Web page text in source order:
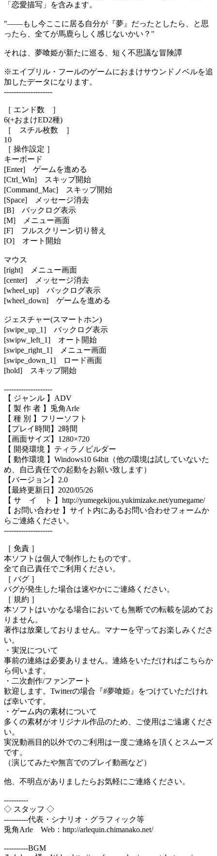
「恋愛描写」を含みます。
"――もし今ここに居る自分が『夢』だったとしたら、と思
ったら、全てが馬鹿らしく感じないかい？"
それは、夢喰姫が新たに巡る、短く不思議な冒険譚
※エイプリル・フールのゲームにおまけサウンドノベルを追
加したデータになります。
--------------------
［ エンド数 ］
6(+おまけED2種)
［ スチル枚数 ］
10
［ 操作設定 ］
キーボード
[Enter] ゲームを進める
[Ctrl_Win] スキップ開始
[Command_Mac] スキップ開始
[Space] メッセージ消去
[B] バックログ表示
[M] メニュー画面
[F] フルスクリーン切り替え
[O] オート開始
マウス
[right] メニュー画面
[center] メッセージ消去
[wheel_up] バックログ表示
[wheel_down] ゲームを進める
ジェスチャー(スマートホン)
[swipe_up_1] バックログ表示
[swipw_left_1] オート開始
[swipe_right_1] メニュー画面
[swipe_down_1] ロード画面
[hold] スキップ開始
--------------------
【 ジャンル 】ADV
【 製 作 者 】兎角Arle
【 種 別 】フリーソフト
【プレイ時間】2時間
【画面サイズ】1280×720
【 開発環境 】ティラノビルダー
【 動作環境 】Windows10 64bit（他の環境は試していないた
め、自己責任での起動をお願い致します）
【バージョン】2.0
【最終更新日】2020/05/26
【 サ イ ト 】http://yumegekijou.yukimizake.net/yumegame/
【 お問い合わせ 】サイト内にあるお問い合わせフォームか
らご連絡ください。
--------------------
［ 免責 ］
本ソフトは個人で制作したものです。
全て自己責任でご利用ください。
［ バグ ］
バグが発生した場合は速やかにご連絡ください。
［ 規約 ］
本ソフトはいかなる場合においても無断での転載を認めてお
りません。
著作は放棄しておりません。マナーを守ってお楽しみくださ
い。
・実況について
事前の連絡は必要ありません。連絡をいただければこちらか
ら伺います。
・二次創作/ファンアート
歓迎します。Twitterの場合『#夢喰姫』をつけていただけれ
ば幸いです。
・ゲーム内の素材について
多くの素材がオリジナル作品のため、ご使用はご遠慮くださ
い。
実況動画目的以外でのご利用は一度ご連絡を頂くとスムーズ
です。
（演じてみたや無言でのプレイ動画など）
他、不明点がありましたらお気軽にご連絡ください。
----------
◇ スタッフ ◇
----------代表・シナリオ・グラフィック等
兎角Arle Web：http://arlequin.chimanako.net/
----------BGM